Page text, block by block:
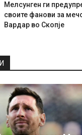
Мелсунген ги
своите фанови за
Вардар во Скопје